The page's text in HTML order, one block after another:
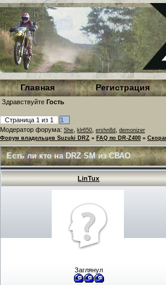
Главная Регистрация
Здравствуйте Гость
Страница 1 из 1
1
Модератор форума: She klr650 ershn8d
demonizer
Форум владельцев Suzuki DRZ » FAQ по DR-Z400 »
Есть ли кто на DRZ SM из СВАО
LinTux
Заглянул